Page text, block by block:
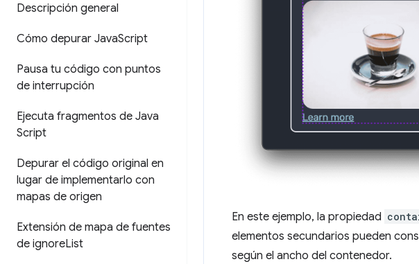
Descripción general
Cómo depurar JavaScript
Pausa tu código con puntos
de interrupción
Ejecuta fragmentos de Java
Script
Depurar el código original en
lugar de implementarlo con
mapas de origen
Extensión de mapa de fuentes
de ignoreList
En este ejemplo, la propiedad
elementos secundarios pueden
según el ancho del contenedor.